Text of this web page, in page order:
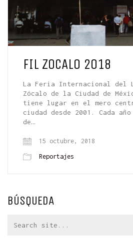
FIL ZOCALO 2018
La Feria Internacional del
Zócalo de la Ciudad de
tiene lugar en el mero
ciudad desde 2001. Cada
de…
15 octubre, 2018
Reportajes
BÚSQUEDA
for: